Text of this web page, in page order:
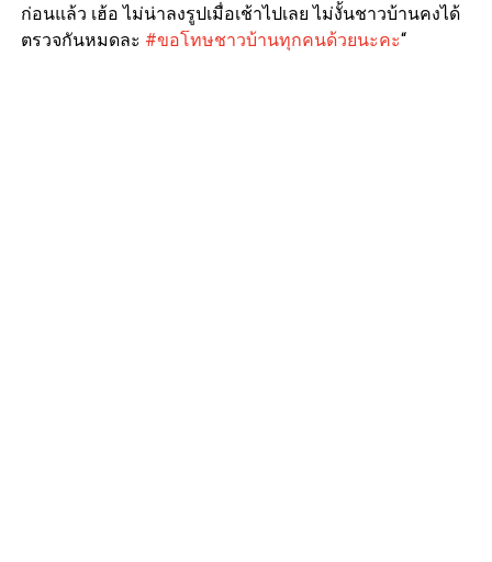
ก่อนแล้ว เฮ้อ ไม่น่าลงรูปเมื่อเช้าไปเลย ไม่งั้นชาวบ้านคงได้
ตรวจกันหมดละ #ขอโทษชาวบ้านทุกคนด้วยนะคะ“